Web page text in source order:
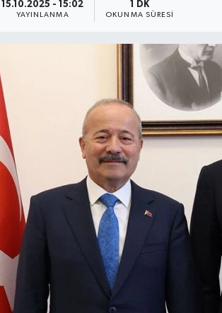
15.10.2025 - 15:02
YAYINLANMA
1 DK
OKUNMA SÜRESI